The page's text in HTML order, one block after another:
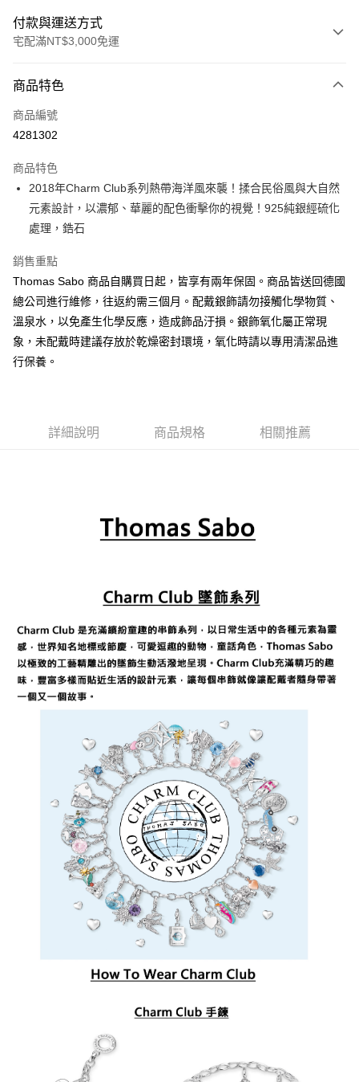
付款與運送方式
宅配滿NT$3,000免運
信用卡一次付款
LINE Pay
街口支付
悠遊付
運送方式
黑貓宅急便
每筆NT$100，滿NT$3,000(含以上)免運費
商品特色
商品編號
4281302
商品特色
2018年Charm Club系列熱帶海洋風來襲！揉合民俗風與大自然
元素設計，以濃郁、華麗的配色衝擊你的視覺！925純銀經硫化
處理，鋯石
銷售重點
Thomas Sabo 商品自購買日起，皆享有兩年保固。商品皆送回德國
總公司進行維修，往返約需三個月。配戴銀飾請勿接觸化學物質、
溫泉水，以免產生化學反應，造成飾品汙損。銀飾氧化屬正常現
象，未配戴時建議存放於乾燥密封環境，氧化時請以專用清潔品進
行保養。
詳細說明 商品規格 相關推薦